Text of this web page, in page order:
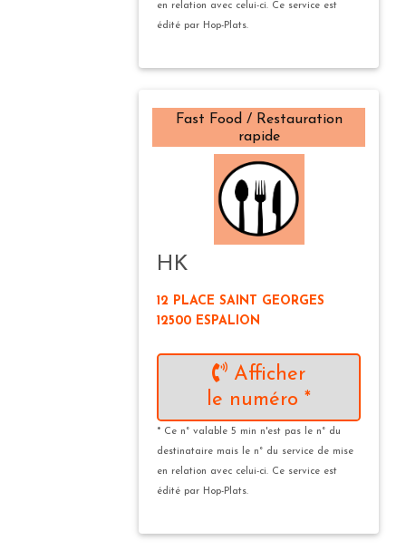
en relation avec celui-ci. Ce service est
édité par Hop-Plats.
Fast Food / Restauration
rapide
HK
12 PLACE SAINT GEORGES
12500 ESPALION
Afficher
le numéro *
* Ce n° valable 5 min n'est pas le n° du
destinataire mais le n° du service de mise
en relation avec celui-ci. Ce service est
édité par Hop-Plats.